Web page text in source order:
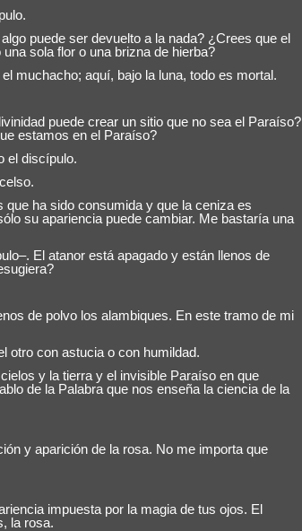
puede ser devuelto a la nada? ¿Crees que el
sola flor o una brizna de hierba?
muchacho; aquí, bajo la luna, todo es mortal.
puede crear un sitio que no sea el Paraíso?
estamos en el Paraíso?
el discípulo.
ha sido consumida y que la ceniza es
su apariencia puede cambiar. Me bastaría una
El atanor está apagado y están llenos de
de polvo los alambiques. En este tramo de mi
con astucia o con humildad.
y la tierra y el invisible Paraíso en que
de la Palabra que nos enseña la ciencia de la
y aparición de la rosa. No me importa que
impuesta por la magia de tus ojos. El
la rosa.